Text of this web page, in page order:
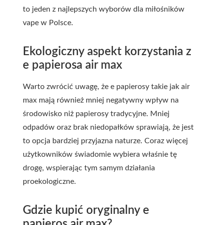
to jeden z najlepszych wyborów dla miłośników
vape w Polsce.
Ekologiczny aspekt korzystania z
e papierosa air max
Warto zwrócić uwagę, że e papierosy takie jak air
max mają również mniej negatywny wpływ na
środowisko niż papierosy tradycyjne. Mniej
odpadów oraz brak niedopałków sprawiają, że jest
to opcja bardziej przyjazna naturze. Coraz więcej
użytkowników świadomie wybiera właśnie tę
drogę, wspierając tym samym działania
proekologiczne.
Gdzie kupić oryginalny e